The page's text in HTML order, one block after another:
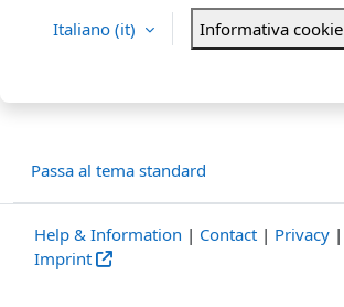
Italiano ‎(it)‎ Informativa cookie
Passa al tema standard
Help & Information | Contact | Privacy |
Imprint